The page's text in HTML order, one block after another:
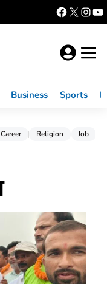
Business Sports
Career Religion Job